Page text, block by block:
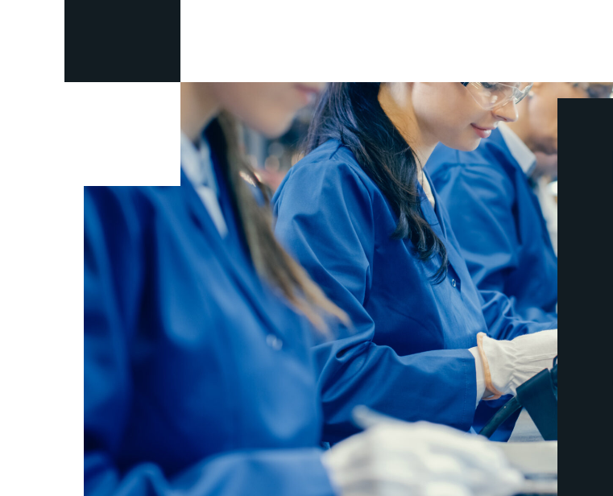
a realizar sus
de manera ágil y
tomar decisiones basadas
políticas que apoyen a
Beneficios
Mejoras de la calidad
Reducción en los gastos de producción
Gran control en los desperdicios del proceso
Reducción en el inventario y en el stock de los
productos
Aumento en la productividad: Mayores beneficios
en la consecución de los mismos productos finales